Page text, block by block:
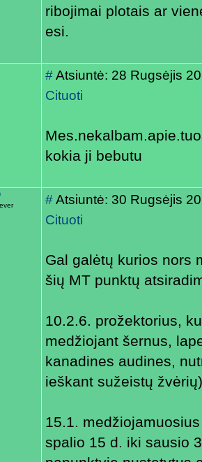
ribojimai plotais ar
esi.
#Atsiuntė: 28 Rugsėjis
Cituoti
kokia ji bebutu
#Atsiuntė: 30 Rugsėjis
Cituoti
Gal galėtų kurios nors
šių MT punktų
10.2.6. prožektorius,
medžiojant šernus,
kanadines audines,
ieškant sužeistų žvėrių)
15.1.
spalio 15 d. iki sausio